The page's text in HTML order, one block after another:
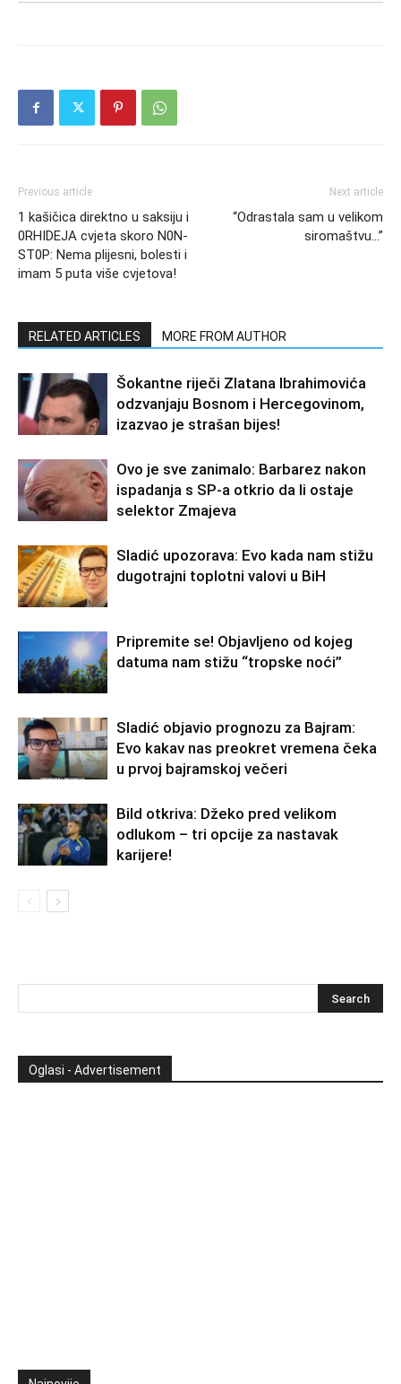
Previous article
1 kašičica direktno u saksiju i
0RHIDEJA cvjeta skoro N0N-
ST0P: Nema plijesni, bolesti i
imam 5 puta više cvjetova!
Next article
“Odrastala sam u velikom
siromaštvu…”
RELATED ARTICLES MORE FROM AUTHOR
Šokantne riječi Zlatana Ibrahimovića
odzvanjaju Bosnom i Hercegovinom,
izazvao je strašan bijes!
Ovo je sve zanimalo: Barbarez nakon
ispadanja s SP-a otkrio da li ostaje
selektor Zmajeva
Sladić upozorava: Evo kada nam stižu
dugotrajni toplotni valovi u BiH
Pripremite se! Objavljeno od kojeg
datuma nam stižu “tropske noći”
Sladić objavio prognozu za Bajram:
Evo kakav nas preokret vremena čeka
u prvoj bajramskoj večeri
Bild otkriva: Džeko pred velikom
odlukom – tri opcije za nastavak
karijere!
Oglasi - Advertisement